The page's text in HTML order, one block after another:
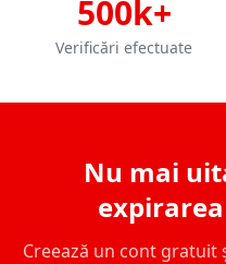
500k+
Verificări efectuate
Nu mai
Creează un cont